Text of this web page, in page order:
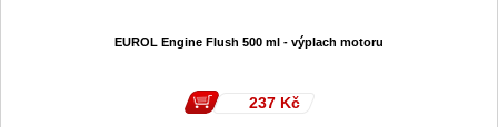
EUROL Engine Flush 500 ml - výplach motoru
237 Kč